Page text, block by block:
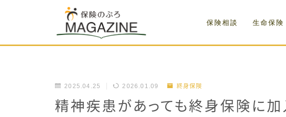
保険相談 生命保険
2025.04.25 2026.01.09 終身保険
精神疾患があっても終身保険に加